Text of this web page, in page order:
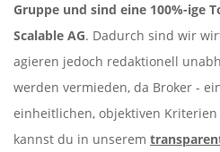
Gruppe und sind eine 100%-ige
Scalable AG. Dadurch sind wir
agieren jedoch redaktionell
werden vermieden, da Broker -
einheitlichen, objektiven
kannst du in unserem